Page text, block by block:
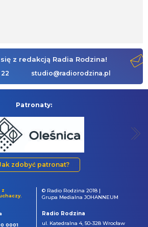
z redakcją Radia Rodzina!
studio@radiorodzina.pl
Patronaty:
zdobyć patronat?
z
0001
© Radio Rodzina 2018 |
Grupa Medialna JOHANNEUM
Radio Rodzina
ul. Katedralna 4, 50-328 Wrocław